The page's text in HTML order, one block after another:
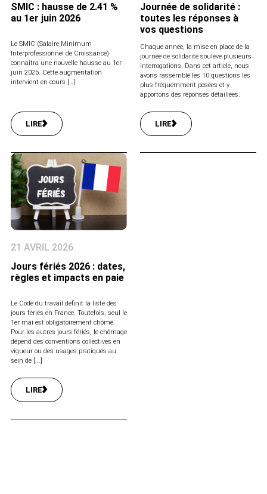
SMIC : hausse de 2.41 %
au 1er juin 2026
Le SMIC (Salaire Minimum
Interprofessionnel de Croissance)
connaîtra une nouvelle hausse au 1er
juin 2026. Cette augmentation
intervient en cours […]
LIRE
Journée de solidarité :
toutes les réponses à
vos questions
Chaque année, la mise en place de la
journée de solidarité soulève plusieurs
interrogations. Dans cet article, nous
avons rassemblé les 10 questions les
plus fréquemment posées et y
apportons des réponses détaillées.
LIRE
21 AVRIL 2026
Jours fériés 2026 : dates,
règles et impacts en paie
Le Code du travail définit la liste des
jours fériés en France. Toutefois, seul le
1er mai est obligatoirement chômé.
Pour les autres jours fériés, le chômage
dépend des conventions collectives en
vigueur ou des usages pratiqués au
sein de [...]
LIRE